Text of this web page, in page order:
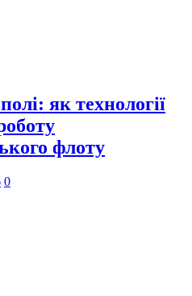
як технології
флоту
0